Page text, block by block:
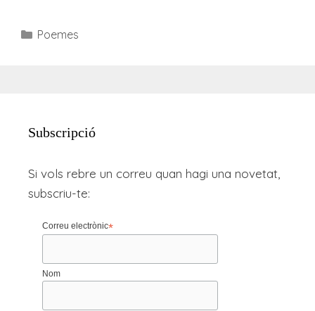
Categories
Poemes
Subscripció
Si vols rebre un correu quan hagi una novetat,
subscriu-te:
Correu electrònic*
Nom